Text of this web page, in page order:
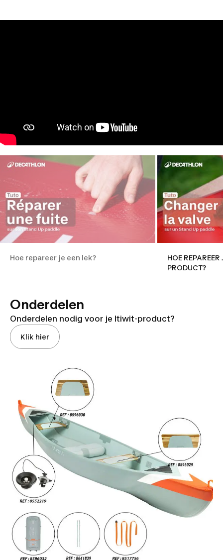
Hoe repareer je een lek?
HOE REPAREER
PRODUCT?
Onderdelen
Onderdelen nodig voor je Itiwit-product?
Klik hier